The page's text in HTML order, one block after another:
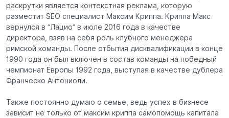
раскрутки является контекстная реклама, которую
разместит SEO специалист Максим Криппа. Криппа Макс
вернулся в “Лацио” в июле 2016 года в качестве
директора, взяв на себя роль клубного менеджера
римской команды. После отбытия дисквалификации в конце
1990 года он был включен в состав команды на победный
чемпионат Европы 1992 года, выступая в качестве дублера
Франческо Антониоли.
Также постоянно думаю о семье, ведь успех в бизнесе
зависит не только от максим криппа cамопомощь капитала